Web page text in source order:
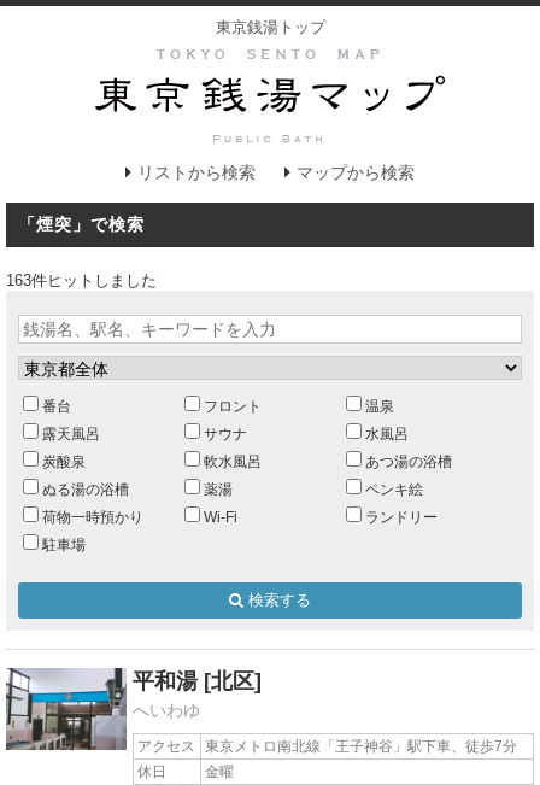
東京銭湯トップ
リストから検索 マップから検索
「煙突」で検索
163件ヒットしました
番台 フロント
温泉
露天風呂
サウナ
水風呂
炭酸泉
軟水風呂
あつ湯の浴槽
ぬる湯の浴槽
薬湯
ペンキ絵
荷物一時預かり
Wi-Fi
ランドリー
駐車場
検索する
平和湯 [北区]
へいわゆ
アクセス
東京メトロ南北線「王子神谷」駅下車、徒歩7分
休日
金曜